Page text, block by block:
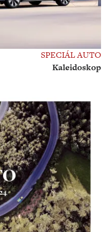
SPECIÁL AUTO
Kaleidoskop